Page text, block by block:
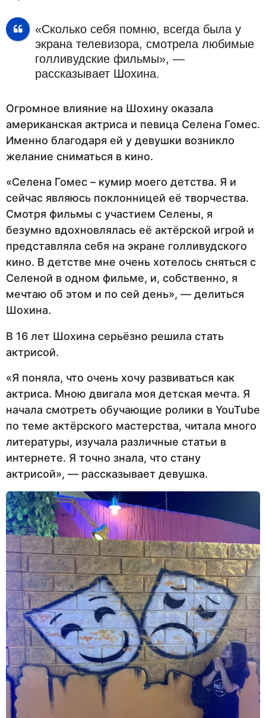
«Сколько себя помню, всегда была у
экрана телевизора, смотрела любимые
голливудские фильмы», —
рассказывает Шохина.
Огромное влияние на Шохину оказала
американская актриса и певица Селена Гомес.
Именно благодаря ей у девушки возникло
желание сниматься в кино.
«Селена Гомес – кумир моего детства. Я и
сейчас являюсь поклонницей её творчества.
Смотря фильмы с участием Селены, я
безумно вдохновлялась её актёрской игрой и
представляла себя на экране голливудского
кино. В детстве мне очень хотелось сняться с
Селеной в одном фильме, и, собственно, я
мечтаю об этом и по сей день», — делиться
Шохина.
В 16 лет Шохина серьёзно решила стать
актрисой.
«Я поняла, что очень хочу развиваться как
актриса. Мною двигала моя детская мечта. Я
начала смотреть обучающие ролики в YouTube
по теме актёрского мастерства, читала много
литературы, изучала различные статьи в
интернете. Я точно знала, что стану
актрисой», — рассказывает девушка.